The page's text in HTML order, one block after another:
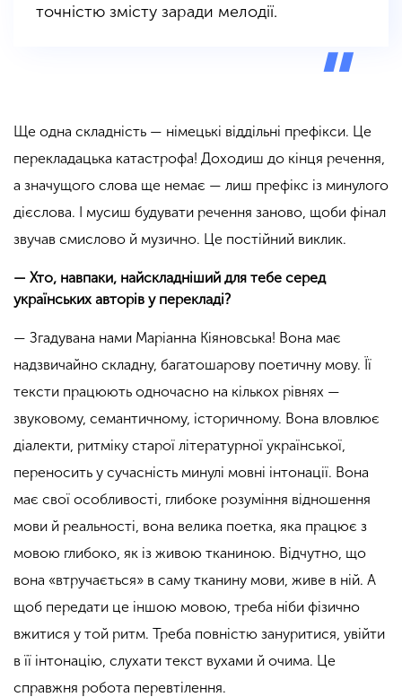
точністю змісту заради мелодії.
Ще одна складність — німецькі віддільні префікси. Це
перекладацька катастрофа! Доходиш до кінця речення,
а значущого слова ще немає — лиш префікс із минулого
дієслова. І мусиш будувати речення заново, щоби фінал
звучав смислово й музично. Це постійний виклик.
— Хто, навпаки, найскладніший для тебе серед
українських авторів у перекладі?
— Згадувана нами Маріанна Кіяновська! Вона має
надзвичайно складну, багатошарову поетичну мову. Її
тексти працюють одночасно на кількох рівнях —
звуковому, семантичному, історичному. Вона вловлює
діалекти, ритміку старої літературної української,
переносить у сучасність минулі мовні інтонації. Вона
має свої особливості, глибоке розуміння відношення
мови й реальності, вона велика поетка, яка працює з
мовою глибоко, як із живою тканиною. Відчутно, що
вона «втручається» в саму тканину мови, живе в ній. А
щоб передати це іншою мовою, треба ніби фізично
вжитися у той ритм. Треба повністю зануритися, увійти
в її інтонацію, слухати текст вухами й очима. Це
справжня робота перевтілення.